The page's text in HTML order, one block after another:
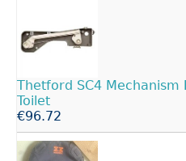
Thetford SC4 Mechanism
Toilet
€96.72